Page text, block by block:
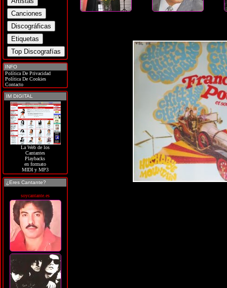
INFO
Política De Privacidad
Política De Cookies
Contacto
IM DIGITAL
La Web de los
Cantantes
Playbacks
en formato
MIDI y MP3
¿Eres Cantante?
soycantante.es